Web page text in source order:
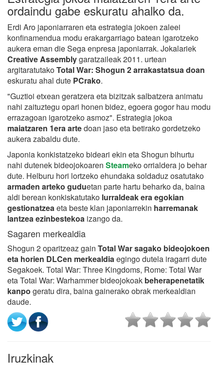
ordaindu gabe eskuratu ahalko da.
Erdi Aro japoniarraren eta estrategia jokoen zaleei
konfinamendua modu erakargarriago batean igarotzeko
aukera eman die Sega enpresa japoniarrak. Jokalariek
Creative Assemblygaratzaileak 2011. urtean
argitaratutakoTotal War: Shogun 2 arrakastatsua doan
eskuratu ahal dute PCrako.
"Guztioi etxean geratzera eta bizitzak salbatzera animatu
nahi zaituztegu opari honen bidez, egoera gogor hau modu
errazagoan igarotzeko asmoz". Estrategia jokoa
maiatzaren 1era artedoan jaso eta betirako gordetzeko
aukera zabaldu dute.
Japonia konkistatzeko bideari ekin eta Shogun bihurtu
nahi dutenek bideojokoaren Steameko orrialdera jo behar
dute. Helburu hori lortzeko ehundaka soldaduz osatutako
armaden arteko guduetan parte hartu beharko da, baina
aldi berean konkiskatutako lurraldeak era egokian
gestionatzeaeta beste klan japoniarrekin harremanak
lantzea ezinbestekoa izango da.
Sagaren merkealdia
Shogun 2 oparitzeaz gain Total War sagako bideojokoen
eta horien DLCen merkealdiaegingo dutela iragarri dute
Segakoek. Total War: Three Kingdoms, Rome: Total War
eta Total War: Warhammer bideojokoak beherapenetatik
kanpo geratu dira, baina gainerako obrak merkealdian
daude.
Iruzkinak